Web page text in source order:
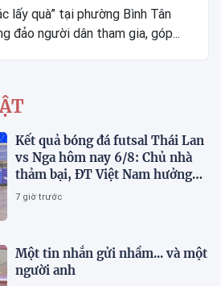
lấy quà” tại phường Bình Tân
đảo người dân tham gia, góp...
Kết quả bóng đá futsal Thái Lan
vs Nga hôm nay 6/8: Chủ nhà
thảm bại, ĐT Việt Nam hưởng
lợi lớn
7 giờ trước
Một tin nhắn gửi nhầm... và một
người anh